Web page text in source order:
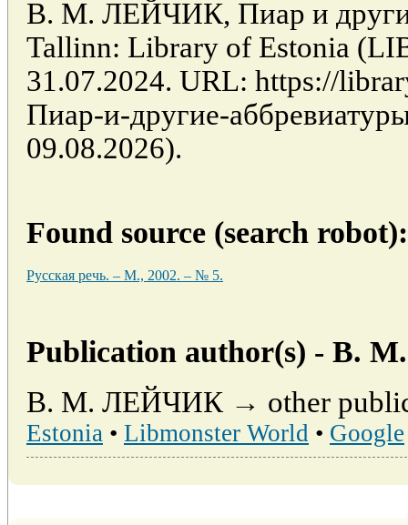
В. М. ЛЕЙЧИК, Пиар и
Tallinn: Library of Estonia
31.07.2024. URL: https://
Пиар-и-другие-
09.08.2026).
Found source (search robot):
Русская речь. – М., 2002. – № 5.
Publication author(s) - В.
В. М. ЛЕЙЧИК → other
Estonia • Libmonster World • Google